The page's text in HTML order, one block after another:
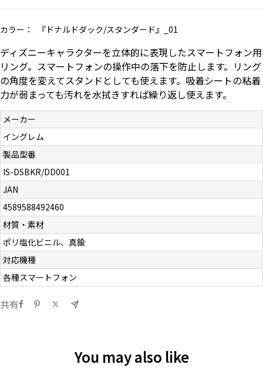
よくある質問
お問い合わせ（一般の皆様）
お問い合わせ（企業様）
カラー： 『ドナルドダック/スタンダード』_01
ディズニーキャラクターを立体的に表現したスマートフォン用
リング。スマートフォンの操作中の落下を防止します。リング
の角度を変えてスタンドとしても使えます。吸着シートの粘着
力が弱まっても汚れを水拭きすれば繰り返し使えます。
メーカー
イングレム
製品型番
IS-DSBKR/DD001
JAN
4589588492460
材質・素材
ポリ塩化ビニル、真鍮
対応機種
各種スマートフォン
共有
You may also like